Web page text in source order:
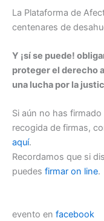
La Plataforma de
centenares de
Y ¡sí se puede!
proteger el derecho
una lucha por la
Si aún no has
recogida de firmas,
aquí.
Recordamos que si
puedes firmar on line.
evento en facebook